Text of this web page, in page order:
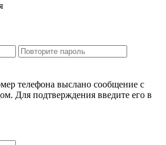
телефона выслано сообщение с
Для подтверждения введите его в